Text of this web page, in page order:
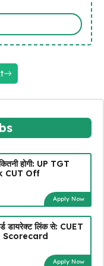
होगी: UP TGT
CUT Off
Apply Now
डायरेक्ट लिंक से: CUET
Scorecard
Apply Now